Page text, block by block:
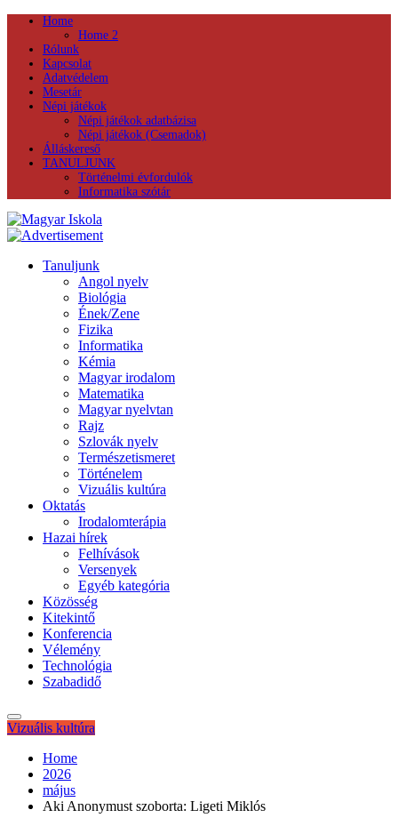
Home
Home 2
Rólunk
Kapcsolat
Adatvédelem
Mesetár
Népi játékok
Népi játékok adatbázisa
Népi játékok (Csemadok)
Álláskereső
TANULJUNK
Történelmi évfordulók
Informatika szótár
Tanuljunk
Angol nyelv
Biológia
Ének/Zene
Fizika
Informatika
Kémia
Magyar irodalom
Matematika
Magyar nyelvtan
Rajz
Szlovák nyelv
Természetismeret
Történelem
Vizuális kultúra
Oktatás
Irodalomterápia
Hazai hírek
Felhívások
Versenyek
Egyéb kategória
Közösség
Kitekintő
Konferencia
Vélemény
Technológia
Szabadidő
Vizuális kultúra
Home
2026
május
Aki Anonymust szoborta: Ligeti Miklós